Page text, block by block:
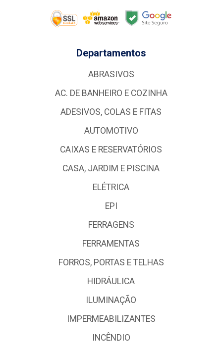
Departamentos
ABRASIVOS
AC. DE BANHEIRO E COZINHA
ADESIVOS, COLAS E FITAS
AUTOMOTIVO
CAIXAS E RESERVATÓRIOS
CASA, JARDIM E PISCINA
ELÉTRICA
EPI
FERRAGENS
FERRAMENTAS
FORROS, PORTAS E TELHAS
HIDRÁULICA
ILUMINAÇÃO
IMPERMEABILIZANTES
INCÊNDIO